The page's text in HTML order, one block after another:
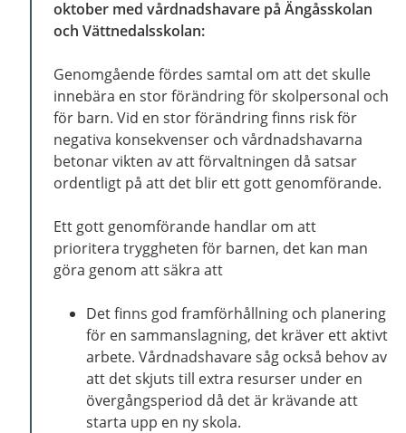
oktober med vårdnadshavare på Ängåsskolan
och Vättnedalsskolan:
Genomgående fördes samtal om att det skulle
innebära en stor förändring för skolpersonal och
för barn. Vid en stor förändring finns risk för
negativa konsekvenser och vårdnadshavarna
betonar vikten av att förvaltningen då satsar
ordentligt på att det blir ett gott genomförande.
Ett gott genomförande handlar om att
prioritera tryggheten för barnen, det kan man
göra genom att säkra att
Det finns god framförhållning och planering
för en sammanslagning, det kräver ett aktivt
arbete. Vårdnadshavare såg också behov av
att det skjuts till extra resurser under en
övergångsperiod då det är krävande att
starta upp en ny skola.